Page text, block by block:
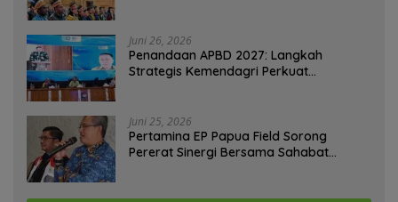
Juni 26, 2026
Penandaan APBD 2027: Langkah
Strategis Kemendagri Perkuat
Juni 25, 2026
Pertamina EP Papua Field Sorong
Pererat Sinergi Bersama Sahabat